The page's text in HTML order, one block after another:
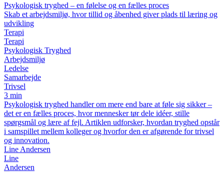
Psykologisk tryghed – en følelse og en fælles proces
Skab et arbejdsmiljø, hvor tillid og åbenhed giver plads til læring og
udvikling
Terapi
Terapi
Psykologisk Tryghed
Arbejdsmiljø
Ledelse
Samarbejde
Trivsel
3 min
Psykologisk tryghed handler om mere end bare at føle sig sikker –
det er en fælles proces, hvor mennesker tør dele idéer, stille
spørgsmål og lære af fejl. Artiklen udforsker, hvordan tryghed opstår
i samspillet mellem kolleger og hvorfor den er afgørende for trivsel
og innovation.
Line Andersen
Line
Andersen